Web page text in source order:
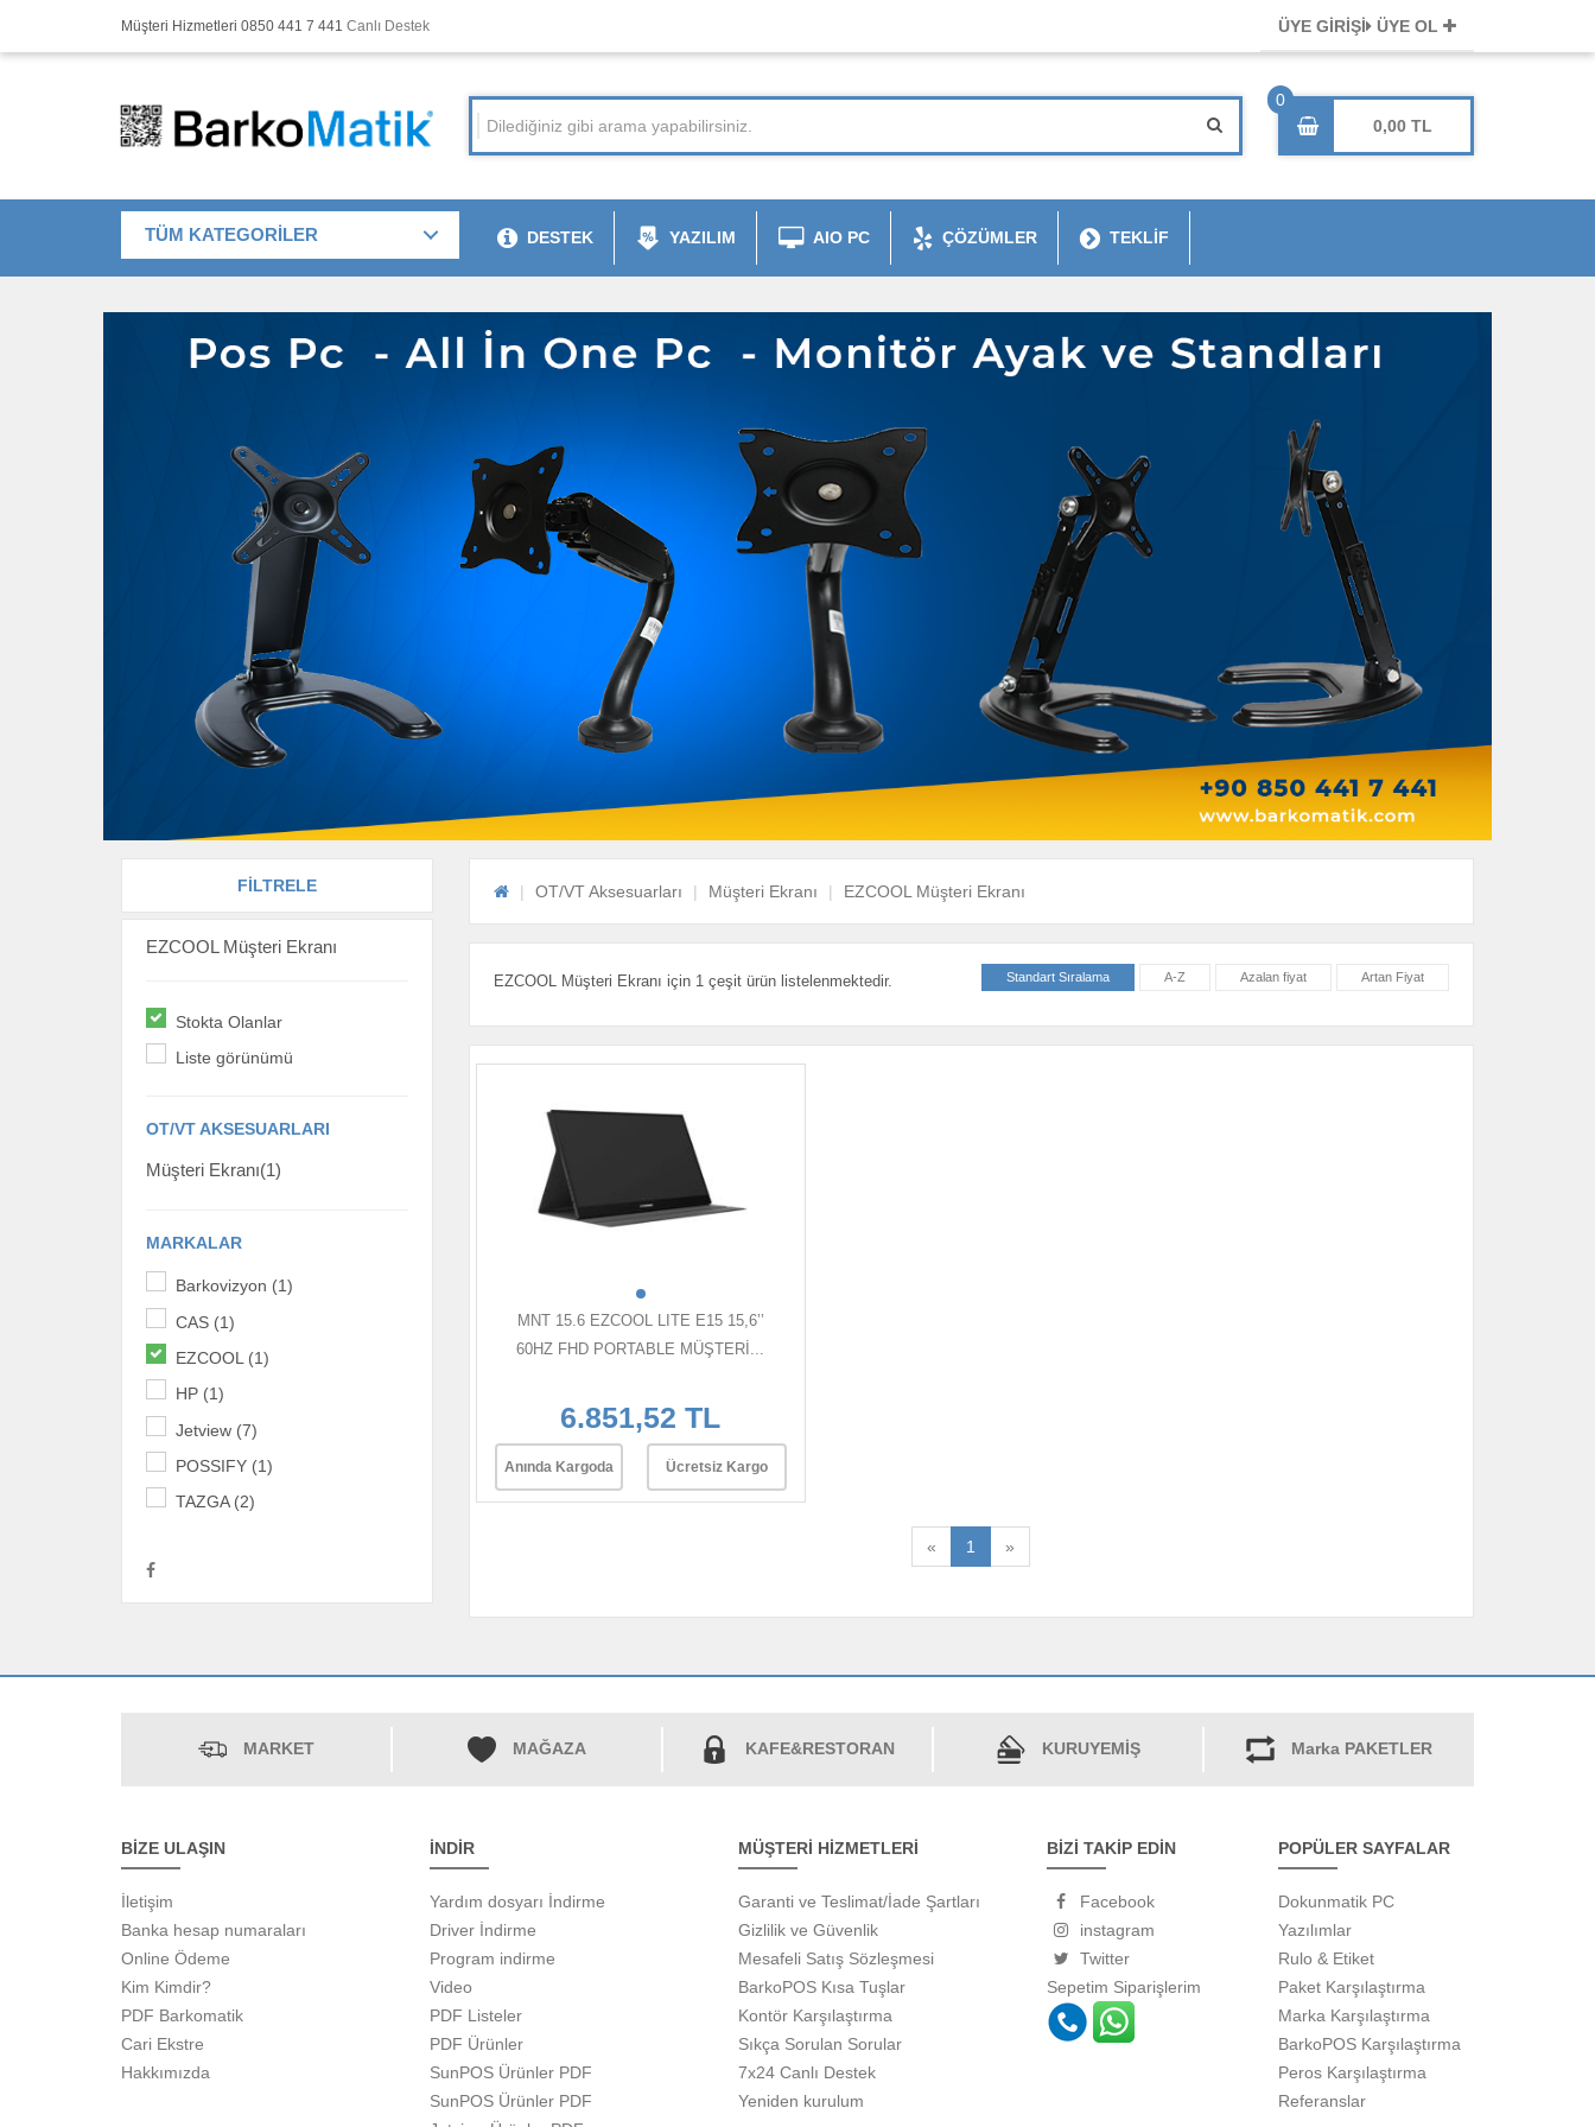
Müşteri Hizmetleri 0850 441 7 441 Canlı Destek ÜYE GİRİŞİ ÜYE OL
0,00
TÜM KATEGORİLER DESTEK YAZILIM AIO PC ÇÖZÜMLER TEKLİF
FİLTRELE
EZCOOL Müşteri Ekranı
Stokta Olanlar
Liste görünümü
OT/VT AKSESUARLARI
Müşteri Ekranı(1)
MARKALAR
Barkovizyon (1)
CAS (1)
EZCOOL (1)
HP (1)
Jetview (7)
POSSIFY (1)
TAZGA (2)
OT/VT Aksesuarları Müşteri Ekranı EZCOOL Müşteri Ekranı
EZCOOL Müşteri Ekranı için 1 çeşit ürün listelenmektedir. Standart Sıralama A-Z Azalan fiyat Artan Fiyat
MNT 15.6 EZCOOL LITE E15 15,6’’
60HZ FHD PORTABLE MÜŞTERİ...
6.851,52 TL
Anında Kargoda Ücretsiz Kargo
« 1 »
MARKET MAĞAZA KAFE&RESTORAN KURUYEMİŞ Marka PAKETLER
BİZE ULAŞIN
İletişim
Banka hesap numaraları
Online Ödeme
Kim Kimdir?
PDF Barkomatik
Cari Ekstre
Hakkımızda
İNDİR
Yardım dosyarı İndirme
Driver İndirme
Program indirme
Video
PDF Listeler
PDF Ürünler
SunPOS Ürünler PDF
SunPOS Ürünler PDF
MÜŞTERİ HİZMETLERİ
Garanti ve Teslimat/İade Şartları
Gizlilik ve Güvenlik
Mesafeli Satış Sözleşmesi
BarkoPOS Kısa Tuşlar
Kontör Karşılaştırma
Sıkça Sorulan Sorular
7x24 Canlı Destek
Yeniden kurulum
BİZİ TAKİP EDİN
Facebook
instagram
Twitter
Sepetim Siparişlerim
POPÜLER SAYFALAR
Dokunmatik PC
Yazılımlar
Rulo & Etiket
Paket Karşılaştırma
Marka Karşılaştırma
BarkoPOS Karşılaştırma
Peros Karşılaştırma
Referanslar